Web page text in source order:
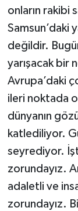
onların rakibi
Samsun’daki
değildir.
yarışacak bir
Avrupa’daki
ileri noktada
dünyanın
katlediliyor.
seyrediyor.
zorundayız.
adaletli ve
zorundayız.